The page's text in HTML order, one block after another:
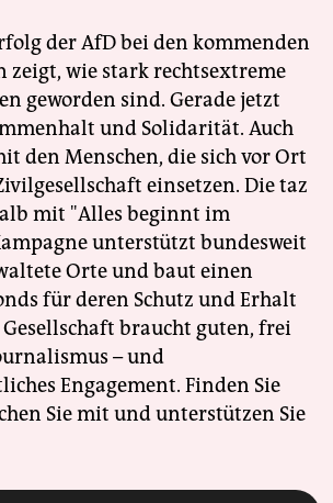
der AfD bei den kommenden
zeigt, wie stark rechtsextreme
geworden sind. Gerade jetzt
und Solidarität. Auch
den Menschen, die sich vor Ort
einsetzen. Die taz
mit "Alles beginnt im
unterstützt bundesweit
Orte und baut einen
für deren Schutz und Erhalt
braucht guten, frei
– und
Engagement. Finden Sie
Sie mit und unterstützen Sie